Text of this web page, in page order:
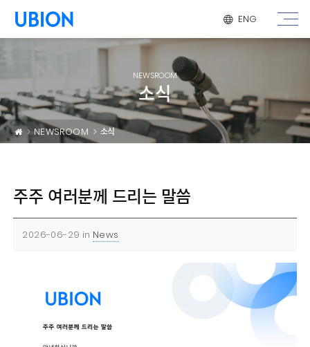
메뉴 건너 뛰기
ENG
NEWSROOM
소식
NEWSROOM 소식
주주 여러분께 드리는 말씀
2026-06-29 in News